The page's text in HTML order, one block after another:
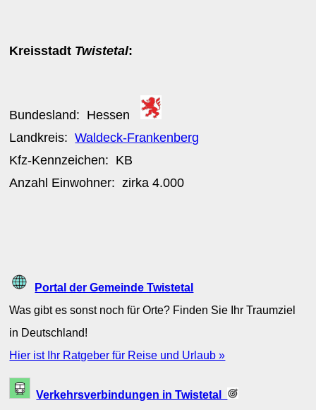
Kreisstadt Twistetal:
Bundesland: Hessen
Landkreis:Waldeck-Frankenberg
Kfz-Kennzeichen: KB
Anzahl Einwohner: zirka4.000
Portal der Gemeinde Twistetal
Was gibt es sonst noch für Orte? Finden Sie Ihr Traumziel
in Deutschland!
Hier ist Ihr Ratgeber für Reise und Urlaub »
Verkehrsverbindungen in Twistetal